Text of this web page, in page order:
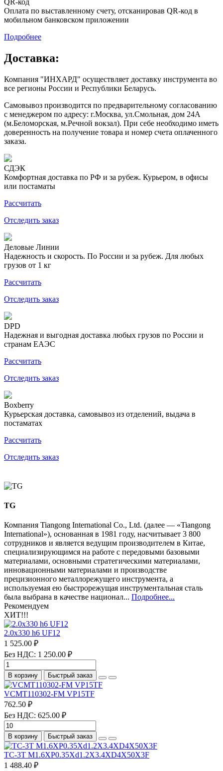
QR-код
Оплата по выставленному счету, отсканировав QR-код в
мобильном банковском приложении
Подробнее
Доставка:
Компания "ИНХАРД" осуществляет доставку инструмента во
все регионы России и Республики Беларусь.
Самовывоз производится по предварительному согласованию
с менеджером по адресу: г.Москва, ул.Смольная, дом 24А
(м.Беломорская, м.Речной вокзал). При себе необходимо иметь
доверенность на получение товара и номер счета оплаченного
заказа.
СДЭК
Комфортная доставка по РФ и за рубеж. Курьером, в офисы
или постаматы
Рассчитать
Отследить заказ
Деловые Линии
Надежность и скорость. По России и за рубеж. Для любых
грузов от 1 кг
Рассчитать
Отследить заказ
DPD
Надежная и выгодная доставка любых грузов по России и
странам ЕАЭС
Рассчитать
Отследить заказ
Boxberry
Курьерская доставка, самовывоз из отделений, выдача в
постаматах
Рассчитать
Отследить заказ
TG
Компания Tiangong International Co., Ltd. (далее — «Tiangong
International»), основанная в 1981 году, насчитывает 3 800
сотрудников и является ведущим производителем в Китае,
специализирующимся на работе с передовыми базовыми
материалами, основными стратегическими материалами,
инновационными материалами и производстве
прецизионного металлорежущего инструмента, а
используемая ею быстрорежущая инструментальная сталь
была выбрана в качестве национал... Подробнее...
Рекомендуем
ХИТ!!!
2.0х330 h6 UF12
1 525.00 ₽
Без НДС: 1 250.00 ₽
В корзину Быстрый заказ
VCMT110302-FM VP15TF
762.50 ₽
Без НДС: 625.00 ₽
В корзину Быстрый заказ
TC-3T M1.6XP0.35Xd1.2X3.4XD4X50X3F
1 488.40 ₽